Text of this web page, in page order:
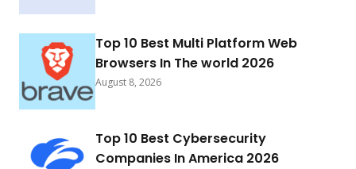
Top 10 Best Multi Platform Web
Browsers In The world 2026
August 8, 2026
Top 10 Best Cybersecurity
Companies In America 2026